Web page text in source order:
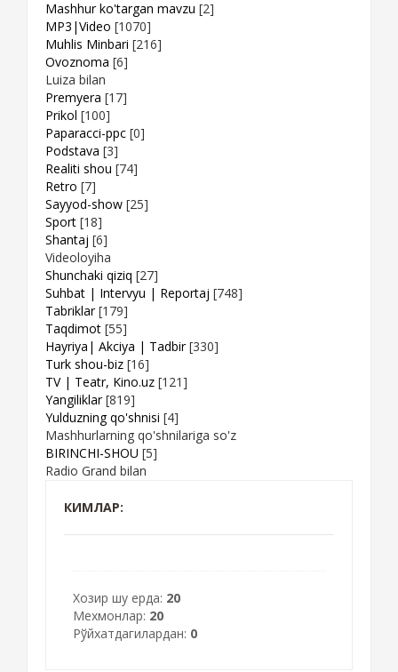
Mashhur ko'targan mavzu [2]
MP3|Video [1070]
Muhlis Minbari [216]
Ovoznoma [6]
Luiza bilan
Premyera [17]
Prikol [100]
Paparacci-ppc [0]
Podstava [3]
Realiti shou [74]
Retro [7]
Sayyod-show [25]
Sport [18]
Shantaj [6]
Videoloyiha
Shunchaki qiziq [27]
Suhbat | Intervyu | Reportaj [748]
Tabriklar [179]
Taqdimot [55]
Hayriya| Akciya | Tadbir [330]
Turk shou-biz [16]
TV | Teatr, Kino.uz [121]
Yangiliklar [819]
Yulduzning qo'shnisi [4]
Mashhurlarning qo'shnilariga so'z
BIRINCHI-SHOU [5]
Radio Grand bilan
КИМЛАР:
Хозир шу ерда: 20
Мехмонлар: 20
Рўйхатдагилардан: 0